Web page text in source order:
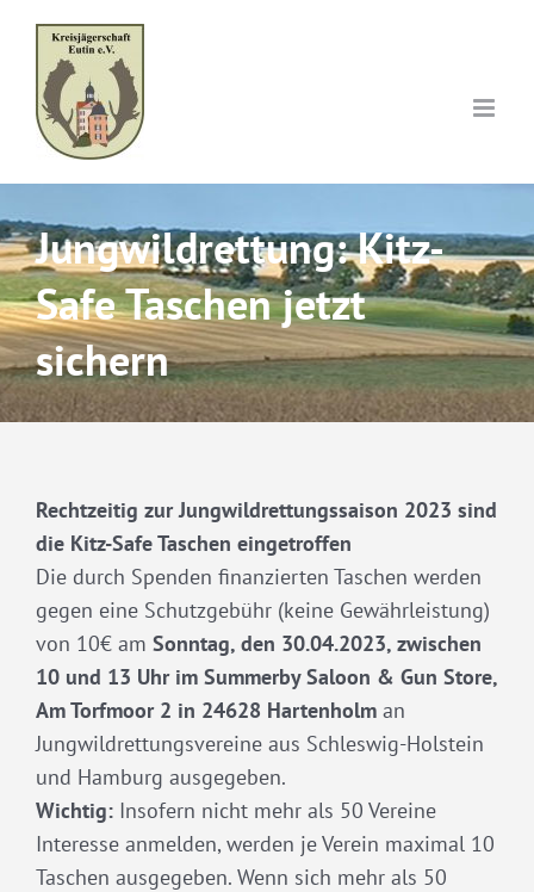
content
Jungwildrettung: Kitz-
Safe Taschen jetzt
sichern
Rechtzeitig zur Jungwildrettungssaison 2023 sind
die Kitz-Safe Taschen eingetroffen
Die durch Spenden finanzierten Taschen werden
gegen eine Schutzgebühr (keine Gewährleistung)
von 10€ am Sonntag, den 30.04.2023, zwischen
10 und 13 Uhr im Summerby Saloon & Gun Store,
Am Torfmoor 2 in 24628 Hartenholm an
Jungwildrettungsvereine aus Schleswig-Holstein
und Hamburg ausgegeben.
Wichtig: Insofern nicht mehr als 50 Vereine
Interesse anmelden, werden je Verein maximal 10
Taschen ausgegeben. Wenn sich mehr als 50